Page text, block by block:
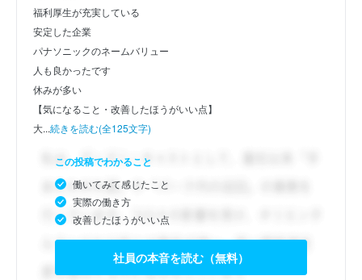
福利厚生が充実している
安定した企業
パナソニックのネームバリュー
人も良かったです
休みが多い
【気になること・改善したほうがいい点】
大...続きを読む(全125文字)
この投稿でわかること
働いてみて感じたこと
実際の働き方
改善したほうがいい点
社員の本音を読む（無料）